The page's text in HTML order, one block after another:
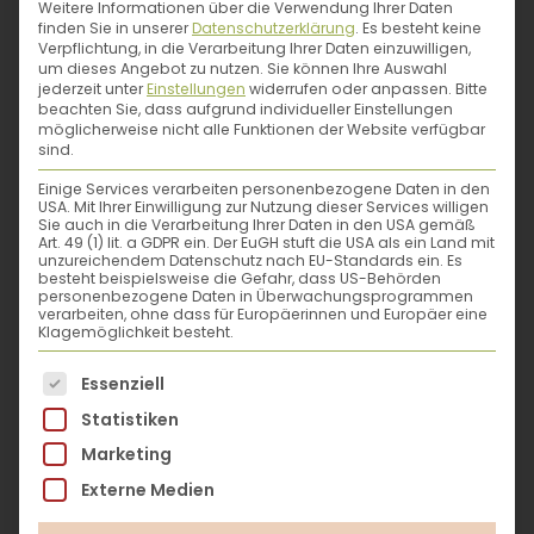
- ein Buch für jedeBacklust: Kuchen,
Schnitten, Tartes, Quiches, Teilchen,
Waffeln, Kekse, Brote
- Frühling, Sommer, Herbst und Winter: für
jedeJahreszeitleckere Backideen
- Köstlichkeiten
fürbesondere Anlässe
Lena Fuchs
Lena Fuchs ist Ernährungspädagogin und
erfolgreiche Foodbloggerin. Mit großer
Begeisterung lässt sie sich auf Märkten und
Weitere Informationen über die Verwendung Ihrer Daten
finden Sie in unsererDatenschutzerklärung. Es besteht keine
Verpflichtung, in die Verarbeitung Ihrer Daten einzuwilligen,
um dieses Angebot zu nutzen. Sie können Ihre Auswahl
jederzeit unterEinstellungen widerrufen oder anpassen. Bitte
beachten Sie, dass aufgrund individueller Einstellungen
möglicherweise nicht alle Funktionen der Website verfügbar
sind.
Einige Services verarbeiten personenbezogene Daten in den
USA. Mit Ihrer Einwilligung zur Nutzung dieser Services willigen
Sie auch in die Verarbeitung Ihrer Daten in den USA gemäß
Art. 49 (1) lit. a GDPR ein. Der EuGH stuft die USA als ein Land mit
unzureichendem Datenschutz nach EU-Standards ein. Es
besteht beispielsweise die Gefahr, dass US-Behörden
personenbezogene Daten in Überwachungsprogrammen
verarbeiten, ohne dass für Europäerinnen und Europäer eine
Klagemöglichkeit besteht.
Es folgt eine Liste der Service-Gruppen, für die
Essenziell
Statistiken
Marketing
Externe Medien